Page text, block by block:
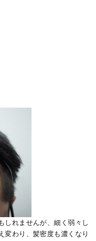
しれませんが、細く弱々し
変わり、髪密度も濃くなり